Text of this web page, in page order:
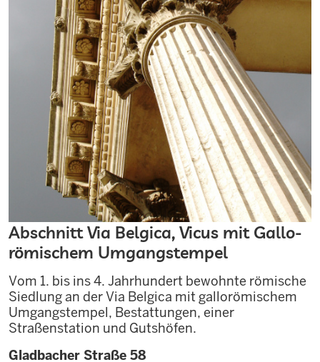
Abschnitt Via Belgica, Vicus mit Gallo-
römischem Umgangstempel
Vom 1. bis ins 4. Jahrhundert bewohnte römische
Siedlung an der Via Belgica mit gallorömischem
Umgangstempel, Bestattungen, einer
Straßenstation und Gutshöfen.
Gladbacher Straße 58